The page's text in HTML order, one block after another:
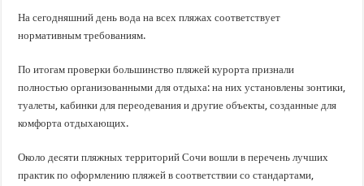
Важные правила обращения в вашу страховую компанию
Стартовал прием заявок на 20-й юбилейный молодежный форум «Регион 93»
На сегодняшний день вода на всех пляжах соответствует
нормативным требованиям.
По итогам проверки большинство пляжей курорта признали
полностью организованными для отдыха: на них установлены зонтики,
туалеты, кабинки для переодевания и другие объекты, созданные для
комфорта отдыхающих.
Около десяти пляжных территорий Сочи вошли в перечень лучших
практик по оформлению пляжей в соответствии со стандартами,